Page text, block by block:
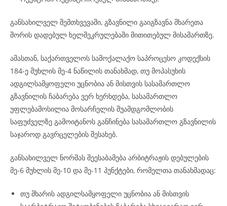
განსახილველ შემთხვევაში, გზავნილი გაიგზავნა მხარეთა
შორის დადებულ ხელშეკრულებაში მითითებულ მისამართზე.
ამასთან, საქართველოს სამოქალაქო საპროცესო კოდექსის
184-ე მუხლის მე-4 ნაწილის თანახმად, თუ მოპასუხის
ადგილსამყოფელი უცნობია ან მისთვის სასამართლო
გზავნილის ჩაბარება ვერ ხერხდება, სასამართლო
უფლებამოსილია მოსარჩელის შუამდგომლობის
საფუძველზე გამოიტანოს განჩინება სასამართლო გზავნილის
საჯაროდ გავრცელების შესახებ.
განსახილველ ნორმას შეესაბამება არბიტრაჟის დებულების
მე-6 მუხლის მე-10 და მე-11 პუნქტები, რომელთა თანახმადაც:
თუ მხარის ადგილსამყოფელი უცნობია ან მისთვის